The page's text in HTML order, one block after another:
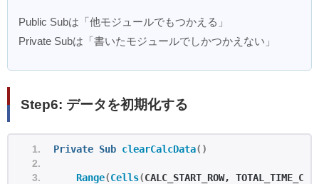
Public Subは「他モジュールでもつかえる」
Private Subは「書いたモジュールでしかつかえない」
Step6: データを初期化する
Private Sub clearCalcData()
Range(Cells(CALC_START_ROW,